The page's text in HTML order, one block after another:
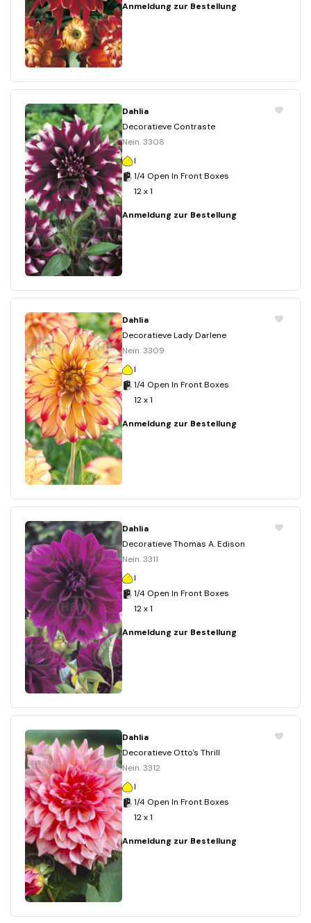
Anmeldung zur Bestellung
Dahlia
Decoratieve Contraste
Nein. 3308
I
1/4 Open In Front Boxes
12 x 1
Anmeldung zur Bestellung
Dahlia
Decoratieve Lady Darlene
Nein. 3309
I
1/4 Open In Front Boxes
12 x 1
Anmeldung zur Bestellung
Dahlia
Decoratieve Thomas A. Edison
Nein. 3311
I
1/4 Open In Front Boxes
12 x 1
Anmeldung zur Bestellung
Dahlia
Decoratieve Otto's Thrill
Nein. 3312
I
1/4 Open In Front Boxes
12 x 1
Anmeldung zur Bestellung